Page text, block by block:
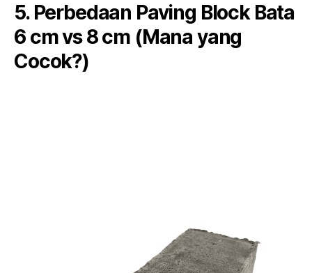
5. Perbedaan Paving Block Bata
6 cm vs 8 cm (Mana yang
Cocok?)